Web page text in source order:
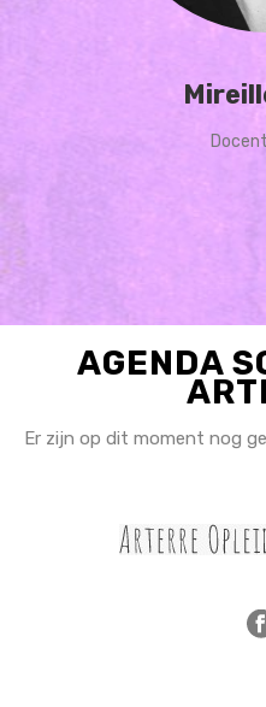
AGENDA
Er zijn op dit moment nog